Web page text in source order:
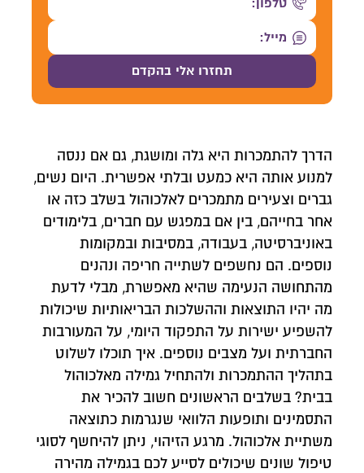
הדרך להתמכרות היא גלה ומושגת, גם אם ננסה
למנוע אותה היא כמעט ובלתי אפשרית. היום נשים,
גברים וצעירים מתמכרים לאלכוהול בשלב כזה או
אחר בחייהם, בין אם במפגש עם חברים, בלימודים
באוניברסיטה, בעבודה, במסיבות ובמקומות
נוספים. הם נחשפים לשתייה חריפה ונהנים
מהתחושה הנעימה שהיא מאפשרת, מבלי לדעת
מה יהיו התוצאות וההשלכות הבריאותיות שיכולות
להשפיע ישירות על התפקוד היומי, על המעורבות
החברתית ועל מצבים נוספים. איך תוכלו לשלוט
בתהליך ההתמכרות ולהתחיל גמילה מאלכוהול
בבית? בשלבים הראשונים חשוב להכיר את
התסמינים ותופעות הלוואי שנגרמות כתוצאה
משתיית אלכוהול. מרגע הזיהוי, ניתן להיחשף לסוגי
טיפול שונים שיכולים לסייע לכם בגמילה מהירה